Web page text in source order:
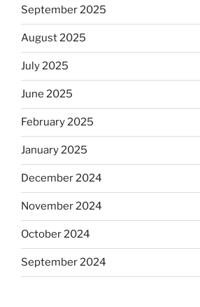
September 2025
August 2025
July 2025
June 2025
February 2025
January 2025
December 2024
November 2024
October 2024
September 2024